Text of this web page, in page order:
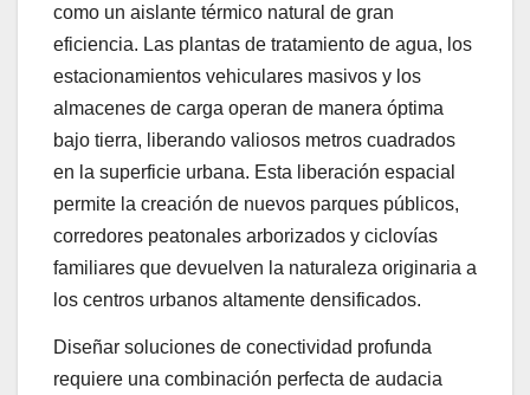
como un aislante térmico natural de gran
eficiencia. Las plantas de tratamiento de agua, los
estacionamientos vehiculares masivos y los
almacenes de carga operan de manera óptima
bajo tierra, liberando valiosos metros cuadrados
en la superficie urbana. Esta liberación espacial
permite la creación de nuevos parques públicos,
corredores peatonales arborizados y ciclovías
familiares que devuelven la naturaleza originaria a
los centros urbanos altamente densificados.
Diseñar soluciones de conectividad profunda
requiere una combinación perfecta de audacia